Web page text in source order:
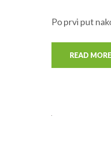
Po prvi put
READ MORE